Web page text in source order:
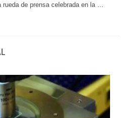
de prensa celebrada en la …